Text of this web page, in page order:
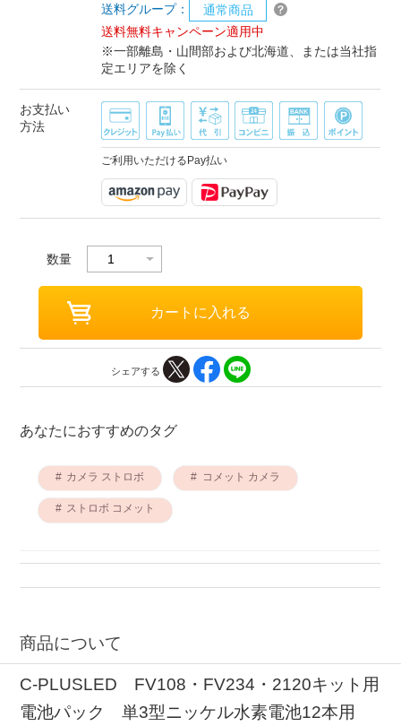
送料グループ：
通常商品
送料無料キャンペーン適用中
※一部離島・山間部および北海道、または当社指
定エリアを除く
お支払い
方法
ご利用いただけるPay払い
数量
シェアする
あなたにおすすめのタグ
カメラ ストロボ コメット カメラ
ストロボ コメット
商品について
C-PLUSLED FV108・FV234・2120キット用
電池パック 単3型ニッケル水素電池12本用